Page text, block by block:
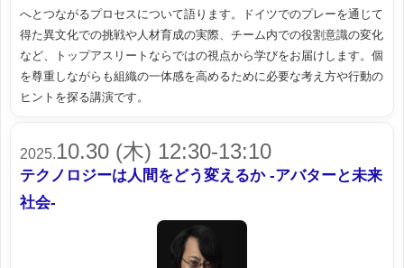
へとつながるプロセスについて語ります。ドイツでのプレーを通じて
得た異文化での挑戦や人材育成の実際、チーム内での役割意識の変化
など、トップアスリートならではの視点から学びをお届けします。個
を尊重しながらも組織の一体感を高めるために必要な考え方や行動の
ヒントを探る講演です。
2025.10.30 (木) 12:30-13:10
テクノロジーは人間をどう変えるか -アバターと未来
社会-